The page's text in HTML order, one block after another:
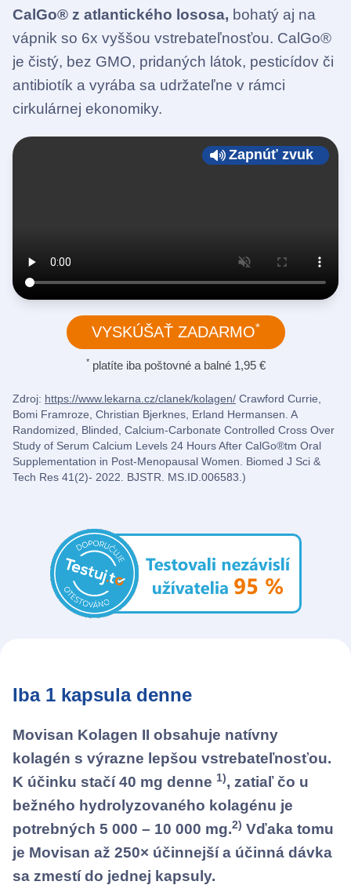
CalGo® z atlantického lososa, bohatý aj na
vápnik so 6x vyššou vstrebateľnosťou. CalGo®
je čistý, bez GMO, pridaných látok, pesticídov či
antibiotík a vyrába sa udržateľne v rámci
cirkulárnej ekonomiky.
Zapnúť zvuk
VYSKÚŠAŤ ZADARMO*
*platíte iba poštovné a balné 1,95 €
Zdroj: https://www.lekarna.cz/clanek/kolagen/ Crawford Currie,
Bomi Framroze, Christian Bjerknes, Erland Hermansen. A
Randomized, Blinded, Calcium-Carbonate Controlled Cross Over
Study of Serum Calcium Levels 24 Hours After CalGo®tm Oral
Supplementation in Post-Menopausal Women. Biomed J Sci &
Tech Res 41(2)- 2022. BJSTR. MS.ID.006583.)
Iba 1 kapsula denne
Movisan Kolagen II obsahuje natívny
kolagén s výrazne lepšou vstrebateľnosťou.
K účinku stačí 40 mg denne 1), zatiaľ čo u
bežného hydrolyzovaného kolagénu je
potrebných 5 000 – 10 000 mg.2) Vďaka tomu
je Movisan až 250× účinnejší a účinná dávka
sa zmestí do jednej kapsuly.